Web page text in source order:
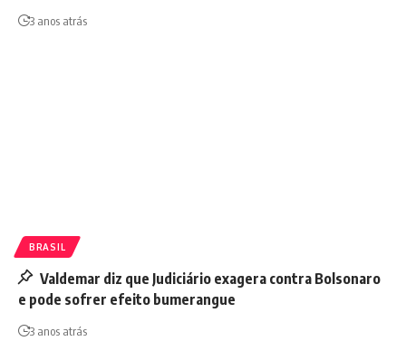
3 anos atrás
BRASIL
Valdemar diz que Judiciário exagera contra Bolsonaro
e pode sofrer efeito bumerangue
3 anos atrás